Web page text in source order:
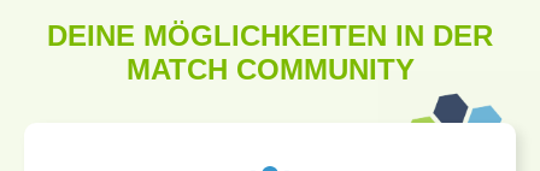
DEINE MÖGLICHKEITEN IN DER
MATCH COMMUNITY